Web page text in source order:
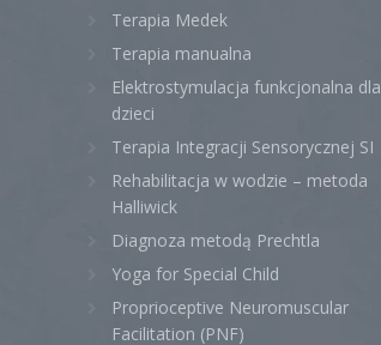
Terapia Medek
Terapia manualna
Elektrostymulacja funkcjonalna dla
dzieci
Terapia Integracji Sensorycznej SI
Rehabilitacja w wodzie – metoda
Halliwick
Diagnoza metodą Prechtla
Yoga for Special Child
Proprioceptive Neuromuscular
Facilitation (PNF)